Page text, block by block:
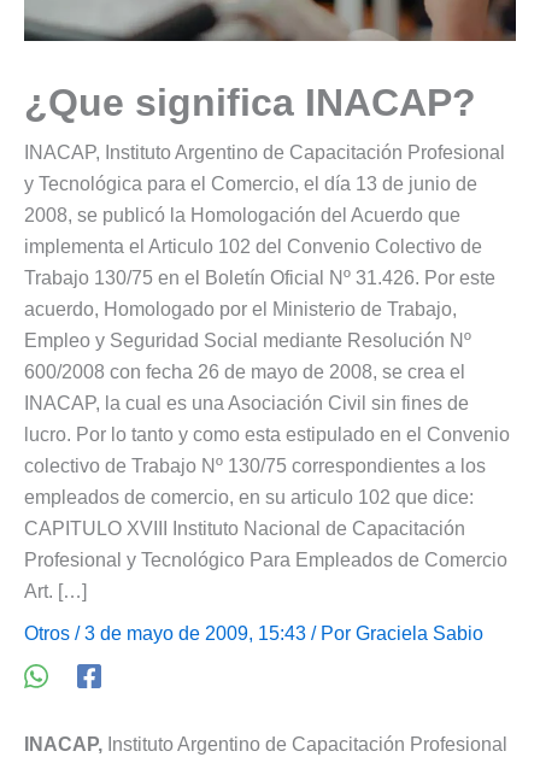
¿Que significa INACAP?
INACAP, Instituto Argentino de Capacitación Profesional
y Tecnológica para el Comercio, el día 13 de junio de
2008, se publicó la Homologación del Acuerdo que
implementa el Articulo 102 del Convenio Colectivo de
Trabajo 130/75 en el Boletín Oficial Nº 31.426. Por este
acuerdo, Homologado por el Ministerio de Trabajo,
Empleo y Seguridad Social mediante Resolución Nº
600/2008 con fecha 26 de mayo de 2008, se crea el
INACAP, la cual es una Asociación Civil sin fines de
lucro. Por lo tanto y como esta estipulado en el Convenio
colectivo de Trabajo Nº 130/75 correspondientes a los
empleados de comercio, en su articulo 102 que dice:
CAPITULO XVIII Instituto Nacional de Capacitación
Profesional y Tecnológico Para Empleados de Comercio
Art. […]
Otros / 3 de mayo de 2009, 15:43 / Por Graciela Sabio
INACAP, Instituto Argentino de Capacitación Profesional